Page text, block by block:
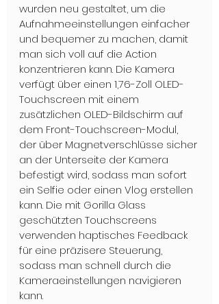
wurden neu gestaltet, um die
Aufnahmeeinstellungen einfacher
und bequemer zu machen, damit
man sich voll auf die Action
konzentrieren kann. Die Kamera
verfügt über einen 1,76-Zoll OLED-
Touchscreen mit einem
zusätzlichen OLED-Bildschirm auf
dem Front-Touchscreen-Modul,
der über Magnetverschlüsse sicher
an der Unterseite der Kamera
befestigt wird, sodass man sofort
ein Selfie oder einen Vlog erstellen
kann. Die mit Gorilla Glass
geschützten Touchscreens
verwenden haptisches Feedback
für eine präzisere Steuerung,
sodass man schnell durch die
Kameraeinstellungen navigieren
kann.